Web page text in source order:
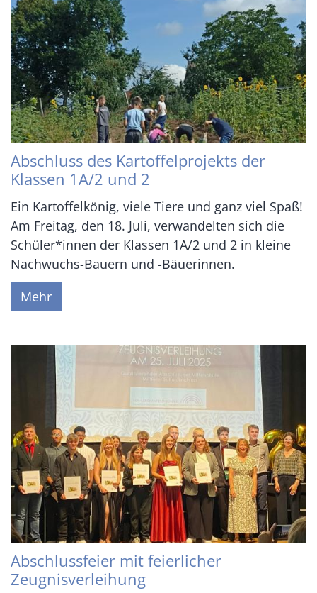
Abschluss des Kartoffelprojekts der
Klassen 1A/2 und 2
Ein Kartoffelkönig, viele Tiere und ganz viel Spaß!
Am Freitag, den 18. Juli, verwandelten sich die
Schüler*innen der Klassen 1A/2 und 2 in kleine
Nachwuchs-Bauern und -Bäuerinnen.
Mehr
Abschlussfeier mit feierlicher
Zeugnisverleihung